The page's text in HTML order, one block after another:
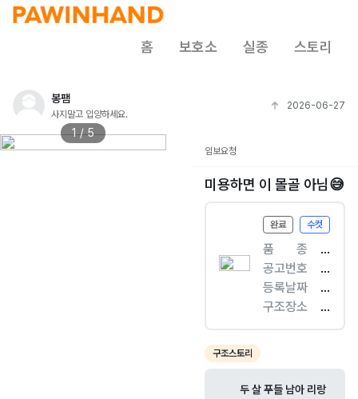
홈 보호소 실종 스토리
봉팸
사지말고 입양하세요.
2026-06-27
1 / 5
임보요청
미용하면 이 몰골 아님😅
완료 수컷
품ㅤㅤ종
[
개
]
푸
들
공고번호
전
남
-
여
2
등록날짜
2
0
2
3.
구조장소
무
선
5
구조스토리
두 살 푸들 남아 리랑